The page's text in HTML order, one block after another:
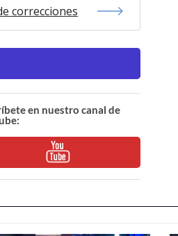
correcciones
en nuestro canal de